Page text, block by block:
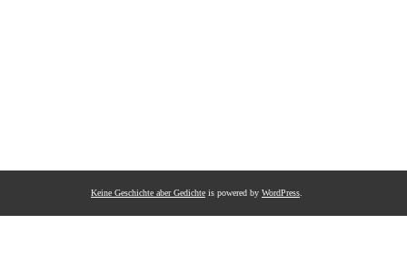
Keine Geschichte aber Gedichte is powered by WordPress